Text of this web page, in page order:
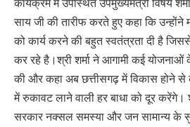
साय जी की तारीफ करते हुए कहा कि
को कार्य करने की बहुत स्वतंत्रता दी है
कर रहे है।श्री शर्मा ने आगामी कई योजनाओं
की और कहा अब छत्तीसगढ़ में विकास होने से
में रुकावट लाने वाली हर बाधा को दूर करेंगे।
सरकार नक्सल समस्या और जन सामान्य के